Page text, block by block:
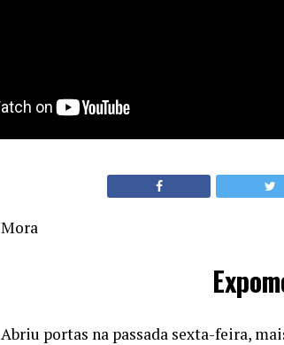
Mora
Abriu portas na passada sexta-feira,